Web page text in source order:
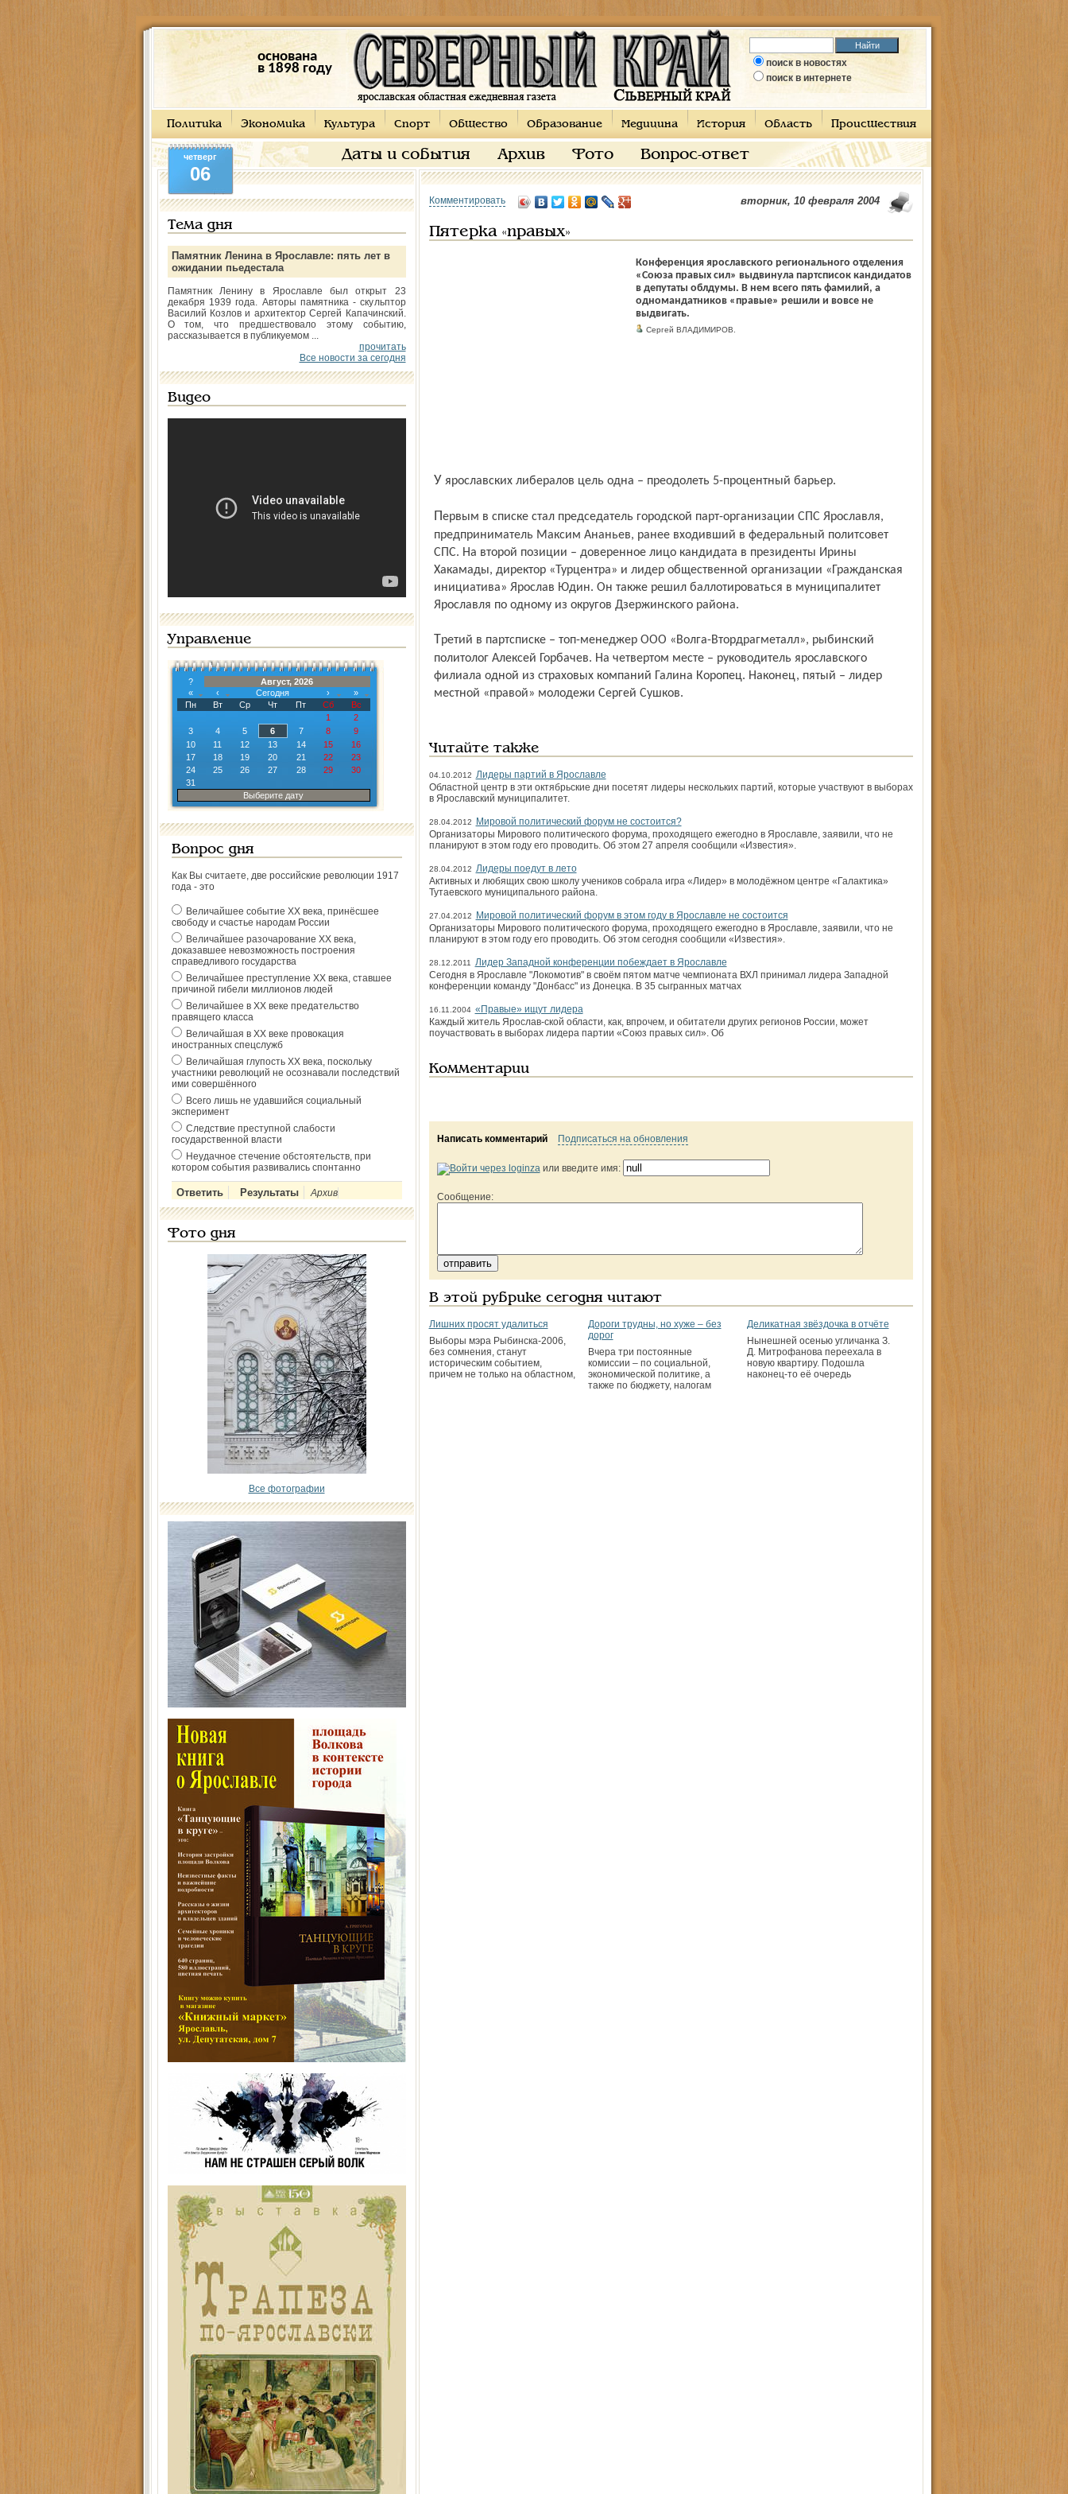
основана
в 1898 году
поиск в новостях
поиск в интернете
Политика Экономика Культура Спорт Общество Образование Медицина История Область Происшествия
Даты и события Архив Фото Вопрос-ответ
четверг
06
Тема дня
Памятник Ленина в Ярославле: пять лет в
ожидании пьедестала
Памятник Ленину в Ярославле был открыт 23
декабря 1939 года. Авторы памятника - скульптор
Василий Козлов и архитектор Сергей Капачинский.
О том, что предшествовало этому событию,
рассказывается в публикуемом ...
прочитать
Все новости за сегодня
Видео
Управление
?
Август, 2026
«
‹ Сегодня ›
»
Пн
Вт Ср Чт Пт Сб
Вс
1
2
3
4 5 6 7 8
9
10
11 12 13 14 15
16
17
18 19 20 21 22
23
24
25 26 27 28 29
30
31
Выберите дату
Вопрос дня
Как Вы считаете, две российские революции 1917
года - это
Величайшее событие ХХ века, принёсшее
свободу и счастье народам России
Величайшее разочарование ХХ века,
доказавшее невозможность построения
справедливого государства
Величайшее преступление ХХ века, ставшее
причиной гибели миллионов людей
Величайшее в ХХ веке предательство
правящего класса
Величайшая в ХХ веке провокация
иностранных спецслужб
Величайшая глупость ХХ века, поскольку
участники революций не осознавали последствий
ими совершённого
Всего лишь не удавшийся социальный
эксперимент
Следствие преступной слабости
государственной власти
Неудачное стечение обстоятельств, при
котором события развивались спонтанно
Архив
Фото дня
Все фотографии
Комментировать вторник, 10 февраля 2004
Пятерка «правых»
Конференция ярославского регионального отделения
«Союза правых сил» выдвинула партсписок кандидатов
в депутаты облдумы. В нем всего пять фамилий, а
одномандатников «правые» решили и вовсе не
выдвигать.
Сергей ВЛАДИМИРОВ.
У ярославских либералов цель одна – преодолеть 5-процентный барьер.
Первым в списке стал председатель городской парт-организации СПС Ярославля,
предприниматель Максим Ананьев, ранее входивший в федеральный политсовет
СПС. На второй позиции – доверенное лицо кандидата в президенты Ирины
Хакамады, директор «Турцентра» и лидер общественной организации «Гражданская
инициатива» Ярослав Юдин. Он также решил баллотироваться в муниципалитет
Ярославля по одному из округов Дзержинского района.
Третий в партсписке – топ-менеджер ООО «Волга-Втордрагметалл», рыбинский
политолог Алексей Горбачев. На четвертом месте – руководитель ярославского
филиала одной из страховых компаний Галина Коропец. Наконец, пятый – лидер
местной «правой» молодежи Сергей Сушков.
Читайте также
04.10.2012 Лидеры партий в Ярославле
Областной центр в эти октябрьские дни посетят лидеры нескольких партий, которые участвуют в выборах
в Ярославский муниципалитет.
28.04.2012
Мировой политический форум не состоится?
Организаторы Мирового политического форума, проходящего ежегодно в Ярославле, заявили, что не
планируют в этом году его проводить. Об этом 27 апреля сообщили «Известия».
28.04.2012 Лидеры поедут в лето
Активных и любящих свою школу учеников собрала игра «Лидер» в молодёжном центре «Галактика»
Тутаевского муниципального района.
27.04.2012
Мировой политический форум в этом году в Ярославле не состоится
Организаторы Мирового политического форума, проходящего ежегодно в Ярославле, заявили, что не
планируют в этом году его проводить. Об этом сегодня сообщили «Известия».
28.12.2011
Лидер Западной конференции побеждает в Ярославле
Сегодня в Ярославле "Локомотив" в своём пятом матче чемпионата ВХЛ принимал лидера Западной
конференции команду "Донбасс" из Донецка. В 35 сыгранных матчах
16.11.2004 «Правые» ищут лидера
Каждый житель Ярослав-ской области, как, впрочем, и обитатели других регионов России, может
поучаствовать в выборах лидера партии «Союз правых сил». Об
Комментарии
Написать комментарий Подписаться на обновления
или введите имя:
Сообщение:
В этой рубрике сегодня читают
Лишних просят удалиться
Выборы мэра Рыбинска-2006,
без сомнения, станут
историческим событием,
причем не только на областном,
Дороги трудны, но хуже – без
дорог
Вчера три постоянные
комиссии – по социальной,
экономической политике, а
также по бюджету, налогам
Деликатная звёздочка в отчёте
Нынешней осенью угличанка З.
Д. Митрофанова переехала в
новую квартиру. Подошла
наконец-то её очередь